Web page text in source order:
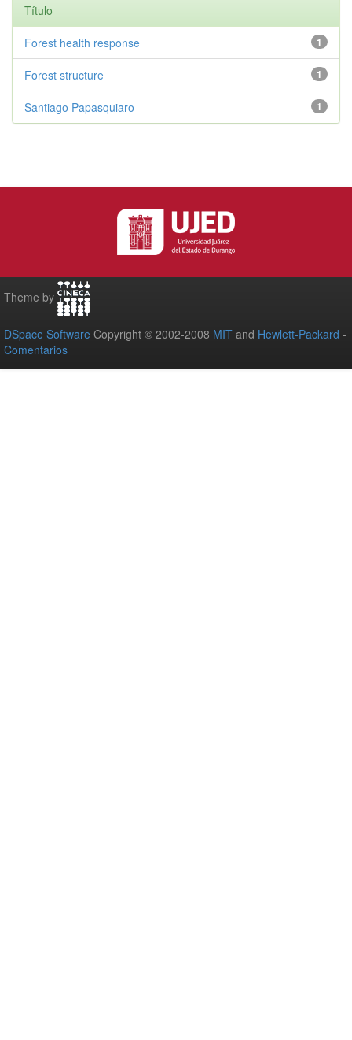
Título
1
Forest health response
1
Forest structure
1
Santiago Papasquiaro
Theme by
DSpace Software Copyright © 2002-2008 MIT and Hewlett-Packard -
Comentarios